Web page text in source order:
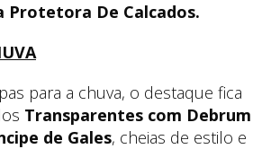
Protetora De Calcados.
para a chuva, o destaque fica
Transparentes com Debrum
de Gales, cheias de estilo e